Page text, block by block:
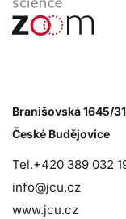
Branišovská 1645/
České Budějovice
Tel.+420 389 032
info@jcu.cz
www.jcu.cz